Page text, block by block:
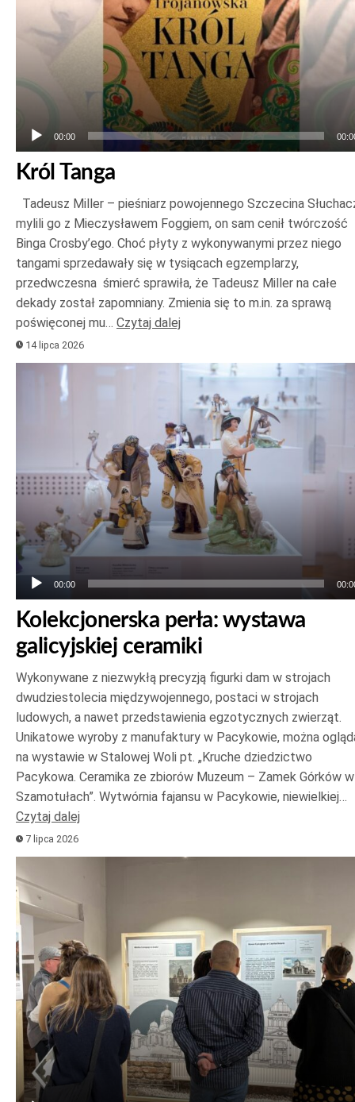
00:00
Król Tanga
Tadeusz Miller – pieśniarz powojennego Szczecina
mylili go z Mieczysławem Foggiem, on sam cenił twórczość
Binga Crosby’ego. Choć płyty z wykonywanymi przez niego
tangami sprzedawały się w tysiącach egzemplarzy,
przedwczesna śmierć sprawiła, że Tadeusz Miller na całe
dekady został zapomniany. Zmienia się to m.in. za sprawą
poświęconej mu… Czytaj dalej
14 lipca 2026
Odtwarzacz
00:00
Kolekcjonerska perła: wystawa
galicyjskiej ceramiki
Wykonywane z niezwykłą precyzją figurki dam w strojach
dwudziestolecia międzywojennego, postaci w strojach
ludowych, a nawet przedstawienia egzotycznych zwierząt.
Unikatowe wyroby z manufaktury w Pacykowie, można
na wystawie w Stalowej Woli pt. „Kruche dziedzictwo
Pacykowa. Ceramika ze zbiorów Muzeum – Zamek Górków w
Szamotułach”. Wytwórnia fajansu w Pacykowie, niewielkiej…
Czytaj dalej
7 lipca 2026
Odtwarzacz
plików
dźwiękowych